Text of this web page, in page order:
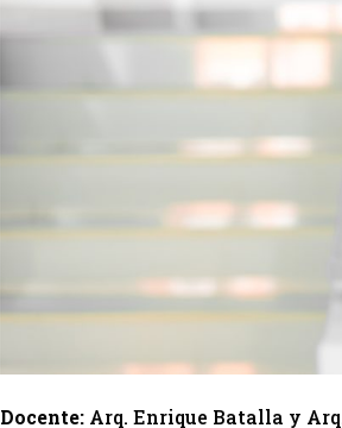
Docente: Arq. Enrique Batalla y